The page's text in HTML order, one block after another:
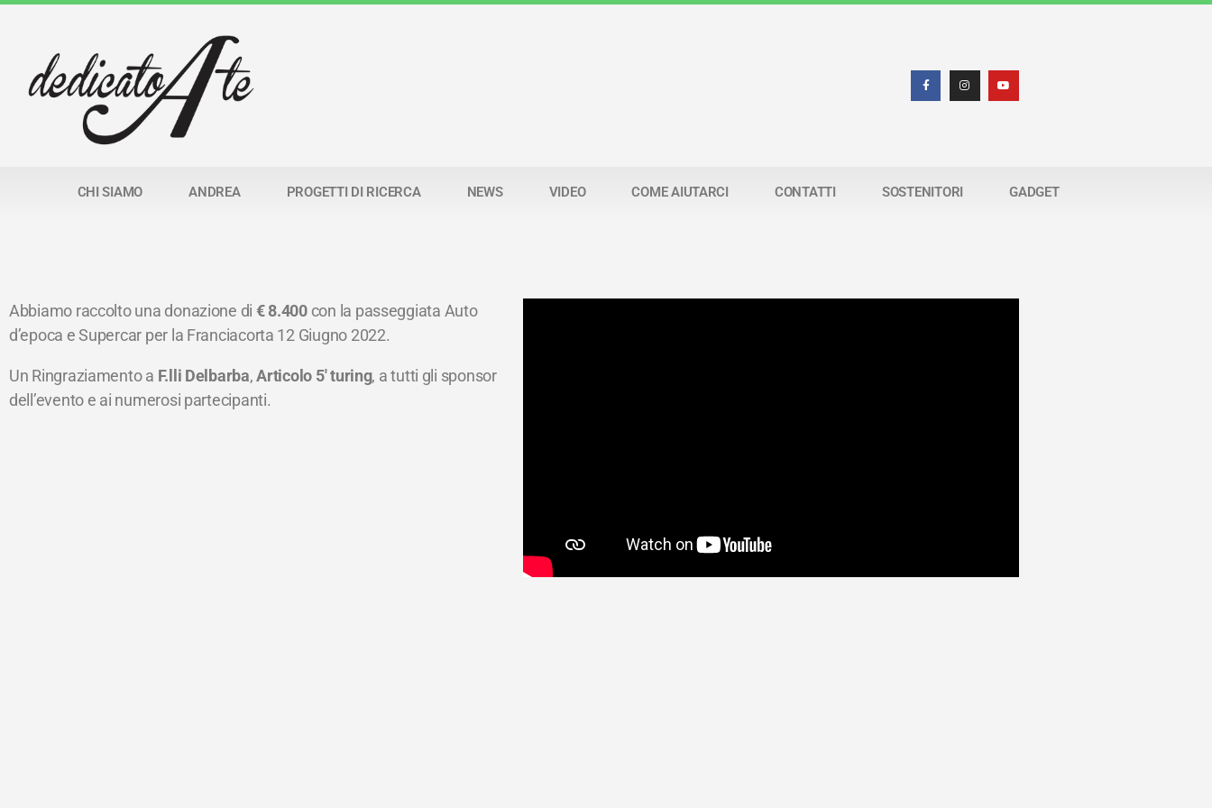
CHI SIAMO ANDREA PROGETTI DI RICERCA NEWS VIDEO COME AIUTARCI CONTATTI SOSTENITORI GADGET
Abbiamo raccolto una donazione di € 8.400con la passeggiata Auto
d’epoca e Supercar per la Franciacorta 12 Giugno 2022.
Un Ringraziamento a F.lli Delbarba,Articolo 5′ turing, a tutti gli sponsor
dell’evento e ai numerosi partecipanti.